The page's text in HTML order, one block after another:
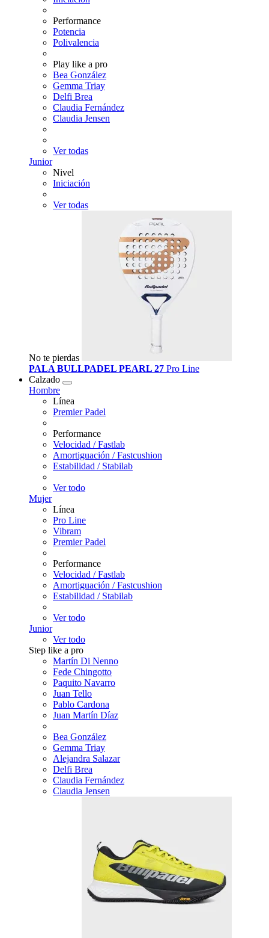
Performance
Potencia
Polivalencia
Play like a pro
Bea González
Gemma Triay
Delfi Brea
Claudia Fernández
Claudia Jensen
Ver todas
Junior
Nivel
Iniciación
Ver todas
No te pierdas
PALA BULLPADEL PEARL 27 Pro Line
Calzado
Hombre
Línea
Premier Padel
Performance
Velocidad / Fastlab
Amortiguación / Fastcushion
Estabilidad / Stabilab
Ver todo
Mujer
Línea
Pro Line
Vibram
Premier Padel
Performance
Velocidad / Fastlab
Amortiguación / Fastcushion
Estabilidad / Stabilab
Ver todo
Junior
Ver todo
Step like a pro
Martín Di Nenno
Fede Chingotto
Paquito Navarro
Juan Tello
Pablo Cardona
Juan Martín Díaz
Bea González
Gemma Triay
Alejandra Salazar
Delfi Brea
Claudia Fernández
Claudia Jensen